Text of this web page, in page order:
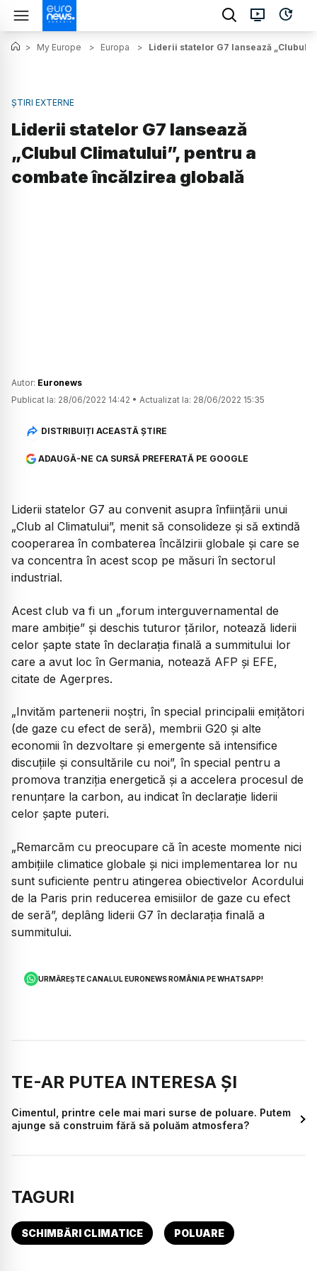
> My Europe > Europa > Liderii statelor G7 lansează „Clubul
ȘTIRI EXTERNE
Liderii statelor G7 lansează
„Clubul Climatului”, pentru a
combate încălzirea globală
Autor: Euronews
Publicat la: 28/06/2022 14:42 • Actualizat la: 28/06/2022 15:35
DISTRIBUIȚI ACEASTĂ ȘTIRE
ADAUGĂ-NE CA SURSĂ PREFERATĂ PE GOOGLE
Liderii statelor G7 au convenit asupra înființării unui
„Club al Climatului”, menit să consolideze şi să extindă
cooperarea în combaterea încălzirii globale şi care se
va concentra în acest scop pe măsuri în sectorul
industrial.
Acest club va fi un „forum interguvernamental de
mare ambiţie” şi deschis tuturor ţărilor, notează liderii
celor şapte state în declaraţia finală a summitului lor
care a avut loc în Germania, notează AFP şi EFE,
citate de Agerpres.
„Invităm partenerii noştri, în special principalii emiţători
(de gaze cu efect de seră), membrii G20 şi alte
economii în dezvoltare şi emergente să intensifice
discuţiile şi consultările cu noi”, în special pentru a
promova tranziţia energetică şi a accelera procesul de
renunţare la carbon, au indicat în declaraţie liderii
celor şapte puteri.
„Remarcăm cu preocupare că în aceste momente nici
ambiţiile climatice globale şi nici implementarea lor nu
sunt suficiente pentru atingerea obiectivelor Acordului
de la Paris prin reducerea emisiilor de gaze cu efect
de seră”, deplâng liderii G7 în declaraţia finală a
summitului.
URMĂREȘTE CANALUL EURONEWS ROMÂNIA PE WHATSAPP!
TE-AR PUTEA INTERESA ȘI
Cimentul, printre cele mai mari surse de poluare. Putem
ajunge să construim fără să poluăm atmosfera?
TAGURI
SCHIMBĂRI CLIMATICE POLUARE